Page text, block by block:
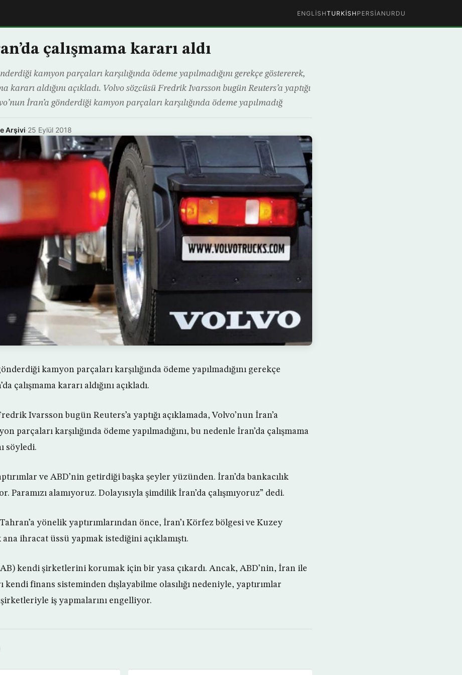
ENGLISHTURKISH PERSIAN URDU
çalışmama kararı aldı
kamyon parçaları karşılığında ödeme yapılmadığını gerekçe göstererek,
kararı aldığını açıkladı. Volvo sözcüsü Fredrik Ivarsson bugün Reuters’a yaptığı
İran’a gönderdiği kamyon parçaları karşılığında ödeme yapılmadığ
Arşivi·25 Eylül 2018
kamyon parçaları karşılığında ödeme yapılmadığını gerekçe
çalışmama kararı aldığını açıkladı.
Ivarsson bugün Reuters’a yaptığı açıklamada, Volvo’nun İran’a
parçaları karşılığında ödeme yapılmadığını, bu nedenle İran’da çalışmama
söyledi.
ve ABD’nin getirdiği başka şeyler yüzünden. İran’da bankacılık
Paramızı alamıyoruz. Dolayısıyla şimdilik İran’da çalışmıyoruz” dedi.
yönelik yaptırımlarından önce, İran’ı Körfez bölgesi ve Kuzey
ihracat üssü yapmak istediğini açıklamıştı.
kendi şirketlerini korumak için bir yasa çıkardı. Ancak, ABD’nin, İran ile
kendi finans sisteminden dışlayabilme olasılığı nedeniyle, yaptırımlar
iş yapmalarını engelliyor.